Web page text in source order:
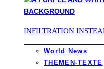
INFILTRATION
World News
THEMEN-TEXTE